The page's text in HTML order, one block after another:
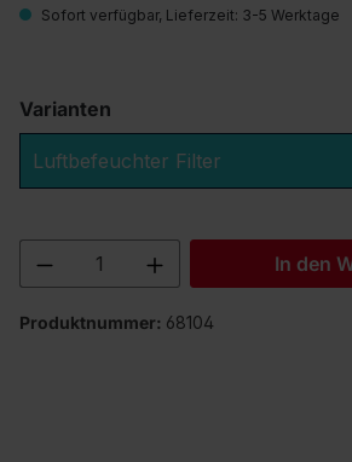
Sofort verfügbar, Lieferzeit: 3-5 Werktage
Varianten
Luftbefeuchter Filter
Produkt Anzahl: GibIn den
Produktnummer: 68104